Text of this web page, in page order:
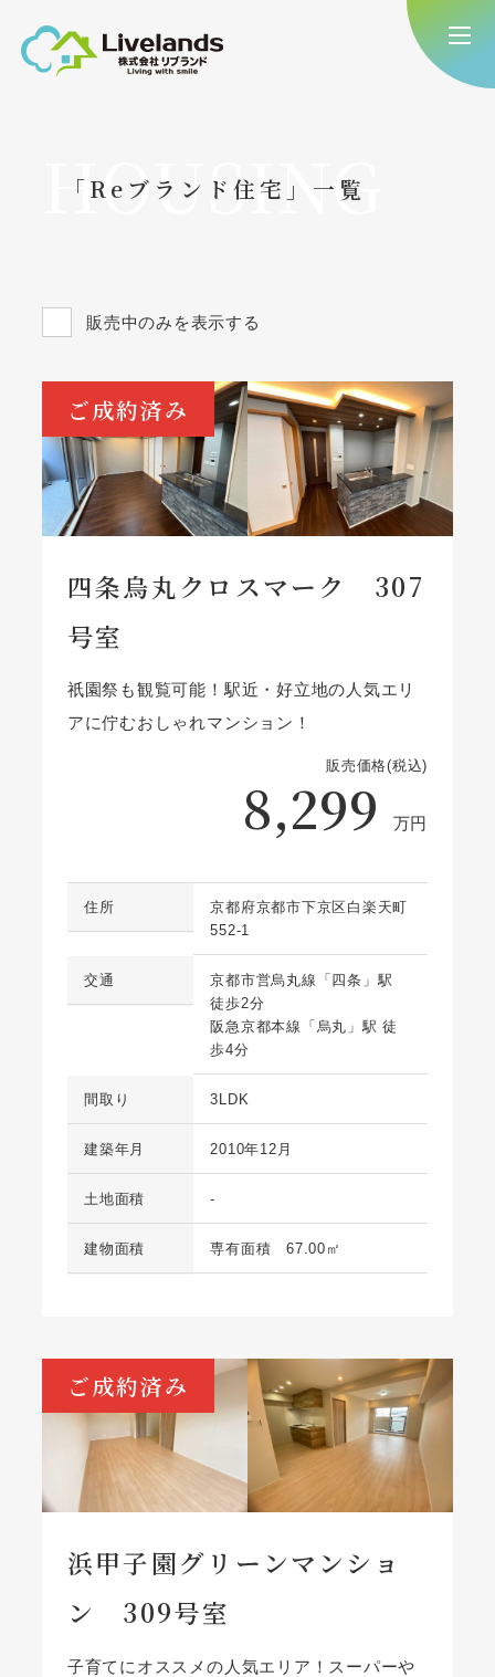
HOUSING
「Reブランド住宅」一覧
販売中のみを表示する
ご成約済み
四条烏丸クロスマーク 307
号室
祇園祭も観覧可能！駅近・好立地の人気エリ
アに佇むおしゃれマンション！
販売価格(税込)
8,299 万円
住所
京都府京都市下京区白楽天町
552-1
交通
京都市営烏丸線「四条」駅
徒歩2分
阪急京都本線「烏丸」駅 徒
歩4分
間取り 3LDK
建築年月 2010年12月
土地面積 -
建物面積 専有面積 67.00㎡
ご成約済み
浜甲子園グリーンマンショ
ン 309号室
子育てにオススメの人気エリア！スーパーや